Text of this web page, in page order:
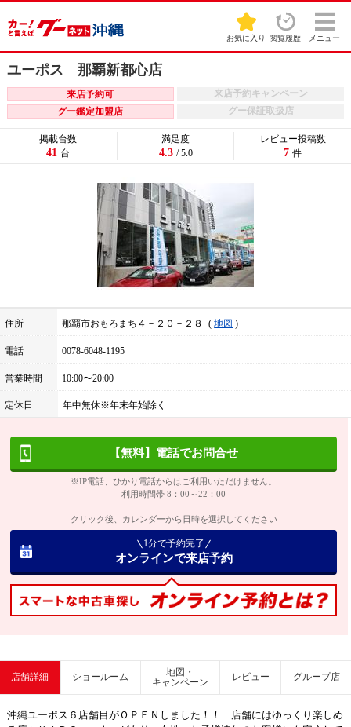
お気に入り 閲覧履歴 メニュー
ユーポス 那覇新都心店
来店予約可
来店予約キャンペーン
グー鑑定加盟店
グー保証取扱店
住所 那覇市おもろまち４－２０－２８ 地図
電話 0078-6048-1195
営業時間 10:00〜20:00
定休日 年中無休※年末年始除く
掲載台数
41 台
満足度
4.3 / 5.0
レビュー投稿数
7 件
【無料】電話でお問合せ
※IP電話、ひかり電話からはご利用いただけません。
利用時間帯 8：00～22：00
クリック後、カレンダーから日時を選択してください
1分で予約完了
オンラインで来店予約
店舗詳細 ショールーム
地図・
キャンペーン
レビュー グループ店
沖縄ユーポス６店舗目がＯＰＥＮしました！！ 店舗にはゆっくり楽しめ